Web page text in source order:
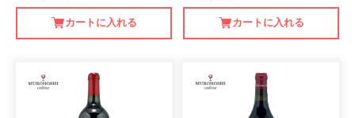
カートに入れる カートに入れる